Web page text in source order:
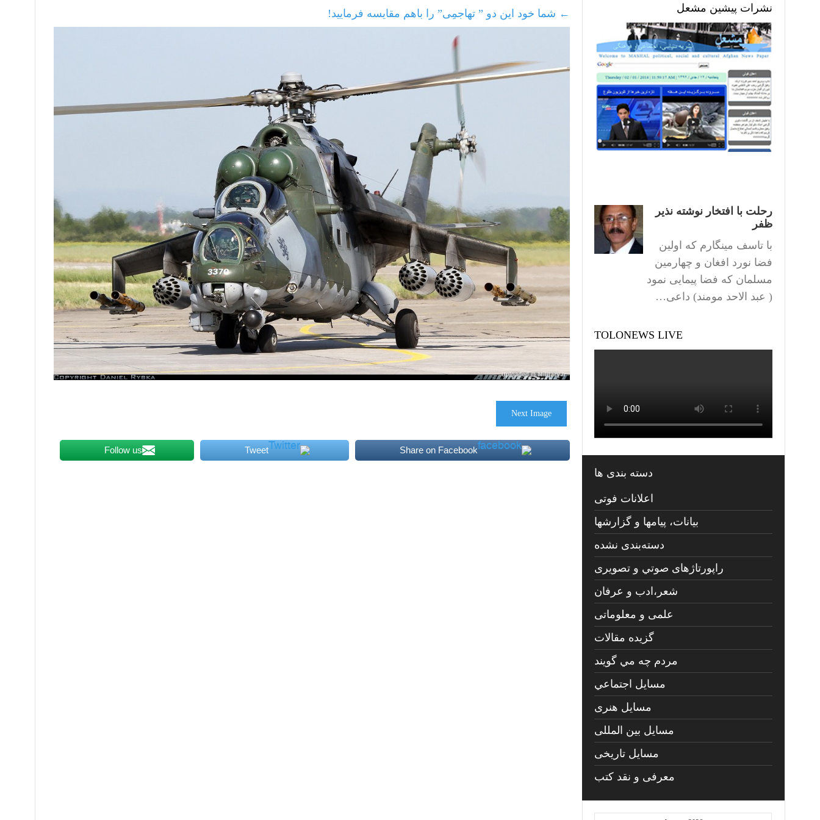
← شما خود این دو ” تهاجمِی” را باهم مقایسه فرمایید!
Next Image
Share on Facebook
Tweet
Follow us
نشرات پیشین مشعل
رحلت با افتخار نوشته نذیر
ظفر
با تاسف مینگارم که اولین
فضا نورد افغان و چهارمین
مسلمان که فضا پیمایی نمود
( عبد الاحد مومند) داعی…
TOLONEWS LIVE
دسته بندی ها
اعلانات فوتی
بیانات، پیامها و گزارشها
دسته‌بندی نشده
راپورتاژهای صوتي و تصويری
شعر،ادب و عرفان
علمی و معلوماتی
گزیده مقالات
مردم چه مي گويند
مسايل اجتماعي
مسايل هنری
مسایل بین المللی
مسایل تاریخی
معرفی و نقد کتب